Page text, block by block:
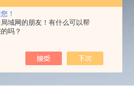
！
域网的朋友！有什么可以帮
吗？